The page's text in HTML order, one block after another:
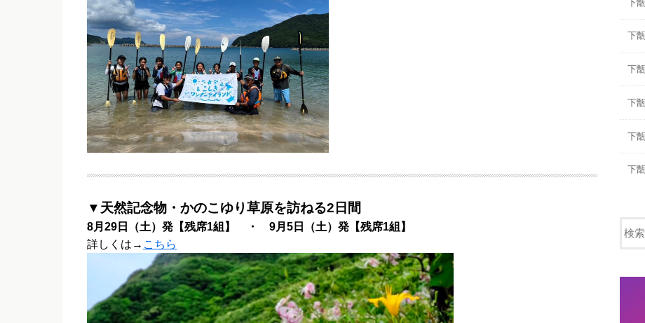
▼天然記念物・かのこゆり草原を訪ねる2日間
8月29日（土）発【残席1組】 ・ 9月5日（土）発【残席1組】
詳しくは→ こちら
下
下
下
下
下
下